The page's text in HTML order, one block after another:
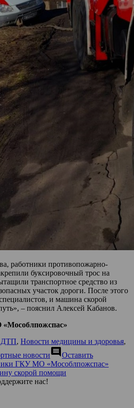
работники противопожарно-
буксировочный трос на
транспортное средство из
участок дороги. После этого
и машина скорой
– пояснил Алексей Кабанов.
ДТП, Новости медицины и здоровья,
новостиcomment Оставить
ГКУ МО «Мособлпожспас»
скорой помощи
нас!